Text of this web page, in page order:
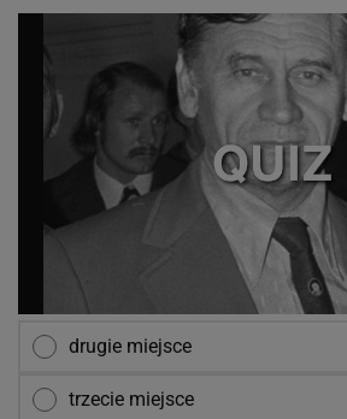
drugie miejsce
trzecie miejsce